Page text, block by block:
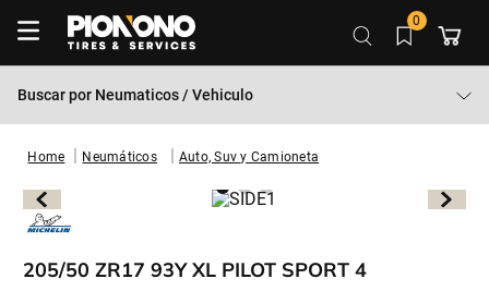
0
Buscar por Neumaticos / Vehiculo
Neumáticos Auto, Suv y Camioneta
205/50 ZR17 93Y XL PILOT SPORT 4